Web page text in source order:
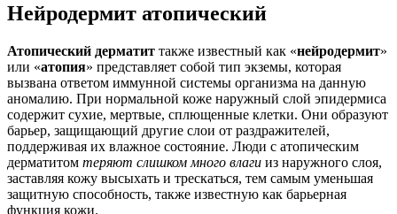
Нейродермит атопический
Атопический дерматит также известный как «нейродермит»
или «атопия» представляет собой тип экземы, которая
вызвана ответом иммунной системы организма на данную
аномалию. При нормальной коже наружный слой эпидермиса
содержит сухие, мертвые, сплющенные клетки. Они образуют
барьер, защищающий другие слои от раздражителей,
поддерживая их влажное состояние. Люди с атопическим
дерматитом теряют слишком много влаги из наружного слоя,
заставляя кожу высыхать и трескаться, тем самым уменьшая
защитную способность, также известную как барьерная
функция кожи.